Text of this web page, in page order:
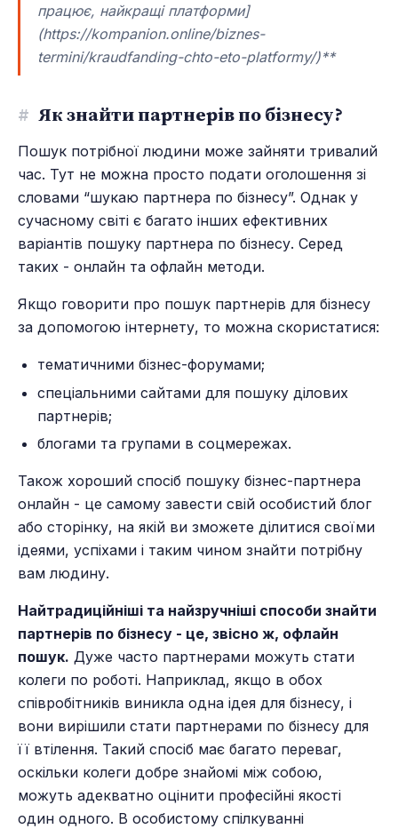
працює, найкращі платформи]
(https://kompanion.online/biznes-
termini/kraudfanding-chto-eto-platformy/)**
# Як знайти партнерів по бізнесу?
Пошук потрібної людини може зайняти тривалий
час. Тут не можна просто подати оголошення зі
словами “шукаю партнера по бізнесу”. Однак у
сучасному світі є багато інших ефективних
варіантів пошуку партнера по бізнесу. Серед
таких - онлайн та офлайн методи.
Якщо говорити про пошук партнерів для бізнесу
за допомогою інтернету, то можна скористатися:
тематичними бізнес-форумами;
спеціальними сайтами для пошуку ділових
партнерів;
блогами та групами в соцмережах.
Також хороший спосіб пошуку бізнес-партнера
онлайн - це самому завести свій особистий блог
або сторінку, на якій ви зможете ділитися своїми
ідеями, успіхами і таким чином знайти потрібну
вам людину.
Найтрадиційніші та найзручніші способи знайти
партнерів по бізнесу - це, звісно ж, офлайн
пошук. Дуже часто партнерами можуть стати
колеги по роботі. Наприклад, якщо в обох
співробітників виникла одна ідея для бізнесу, і
вони вирішили стати партнерами по бізнесу для
її втілення. Такий спосіб має багато переваг,
оскільки колеги добре знайомі між собою,
можуть адекватно оцінити професійні якості
один одного. В особистому спілкуванні